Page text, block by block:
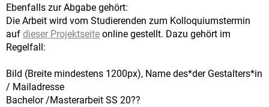
Ebenfalls zur Abgabe gehört:
Die Arbeit wird vom Studierenden zum Kolloquiumstermin
auf dieser Projektseite online gestellt. Dazu gehört im
Regelfall:
Bild (Breite mindestens 1200px), Name des*der Gestalters*in
/ Mailadresse
Bachelor /Masterarbeit SS 20??